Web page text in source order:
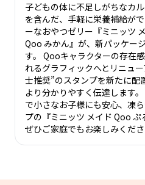
子どもの体に不足しがちなカ
を含んだ、手軽に栄養補給が
ーなおやつゼリー『ミニッツ
Qoo みかん』が、新パッケー
す。 Qooキャラクターの存在
れるグラフィックへとリニュ
士推奨”のスタンプを新たに配
より分かりやすく伝達します
で小さなお子様にも安心、凍
プの『ミニッツ メイド Qoo
ぜひご家庭でもお楽しみくださ